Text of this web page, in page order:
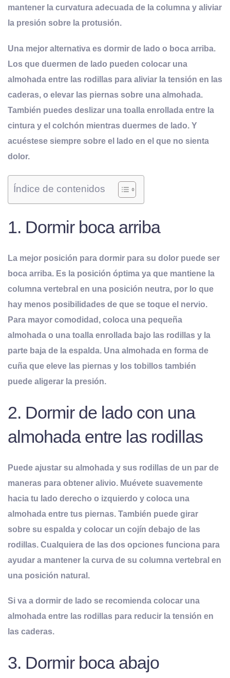
mantener la curvatura adecuada de la columna y aliviar
la presión sobre la protusión.
Una mejor alternativa es dormir de lado o boca arriba.
Los que duermen de lado pueden colocar una
almohada entre las rodillas para aliviar la tensión en las
caderas, o elevar las piernas sobre una almohada.
También puedes deslizar una toalla enrollada entre la
cintura y el colchón mientras duermes de lado. Y
acuéstese siempre sobre el lado en el que no sienta
dolor.
Índice de contenidos
1. Dormir boca arriba
La mejor posición para dormir para su dolor puede ser
boca arriba. Es la posición óptima ya que mantiene la
columna vertebral en una posición neutra, por lo que
hay menos posibilidades de que se toque el nervio.
Para mayor comodidad, coloca una pequeña
almohada o una toalla enrollada bajo las rodillas y la
parte baja de la espalda. Una almohada en forma de
cuña que eleve las piernas y los tobillos también
puede aligerar la presión.
2. Dormir de lado con una
almohada entre las rodillas
Puede ajustar su almohada y sus rodillas de un par de
maneras para obtener alivio. Muévete suavemente
hacia tu lado derecho o izquierdo y coloca una
almohada entre tus piernas. También puede girar
sobre su espalda y colocar un cojín debajo de las
rodillas. Cualquiera de las dos opciones funciona para
ayudar a mantener la curva de su columna vertebral en
una posición natural.
Si va a dormir de lado se recomienda colocar una
almohada entre las rodillas para reducir la tensión en
las caderas.
3. Dormir boca abajo